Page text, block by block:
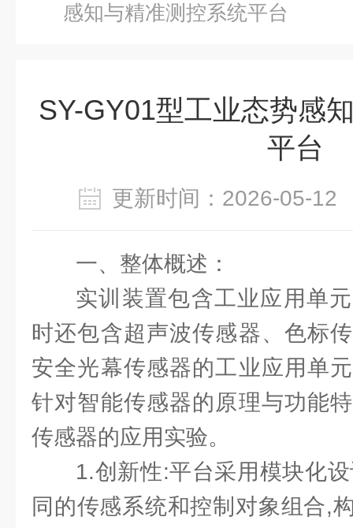
感知与精准测控系统平台
SY-GY01型工业态势感
平台
更新时间：2026-05-
一、整体概述：
实训装置包含工业应用单
时还包含超声波传感器、色标
安全光幕传感器的工业应用单
针对智能传感器的原理与功能
传感器的应用实验。
1.创新性:平台采用模块化
同的传感系统和控制对象组合,